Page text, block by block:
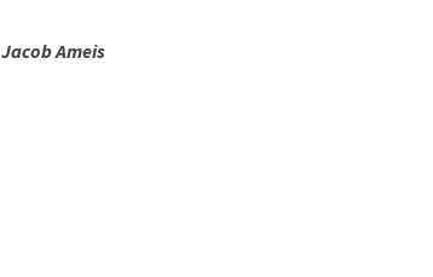
Jacob Ameis